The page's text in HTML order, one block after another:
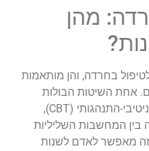
מהן
בחרדה, והן מותאמות
אחת השיטות הבולות
בטיפול בחרדה היא הטיפול הקוגניטיבי-התנהגותי (CBT),
בין המחשבות השליליות
זה מאפשר לאדם לשנות